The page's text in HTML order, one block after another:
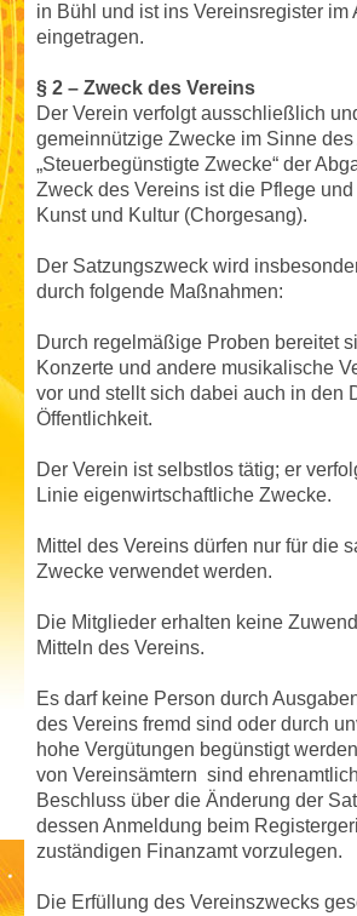
in Bühl und ist ins Vereinsregister im
eingetragen.
§ 2 – Zweck des Vereins
Der Verein verfolgt ausschließlich
gemeinnützige Zwecke im Sinne
„Steuerbegünstigte Zwecke“ der
Zweck des Vereins ist die Pflege
Kunst und Kultur (Chorgesang).
Der Satzungszweck wird
durch folgende Maßnahmen:
Durch regelmäßige Proben bereitet
Konzerte und andere musikalische
vor und stellt sich dabei auch in den
Öffentlichkeit.
Der Verein ist selbstlos tätig; er
Linie eigenwirtschaftliche Zwecke.
Mittel des Vereins dürfen nur für die
Zwecke verwendet werden.
Die Mitglieder erhalten keine
Mitteln des Vereins.
Es darf keine Person durch
des Vereins fremd sind oder durch
hohe Vergütungen begünstigt
von Vereinsämtern sind
Beschluss über die Änderung der
dessen Anmeldung beim
zuständigen Finanzamt vorzulegen.
Die Erfüllung des Vereinszwecks